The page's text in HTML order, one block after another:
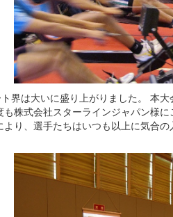
界は大いに盛り上がりました。 本
株式会社スターラインジャパン様
り、選手たちはいつも以上に気合